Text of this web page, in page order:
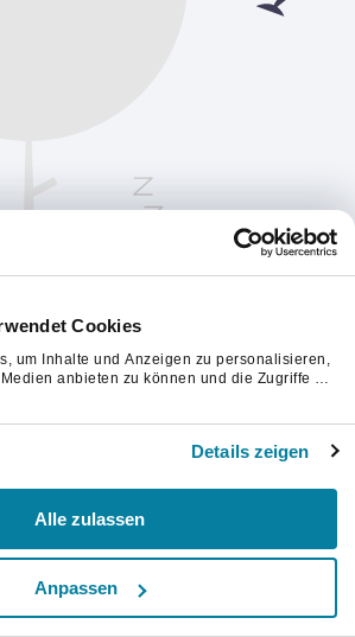
Cookies
um Inhalte und Anzeigen zu personalisieren,
anbieten zu können und die Zugriffe auf
mit weiteren Daten zusammen, die Sie
Details zeigen
Alle zulassen
Anpassen
die Seite, um fortzufahren.
Aktualisieren